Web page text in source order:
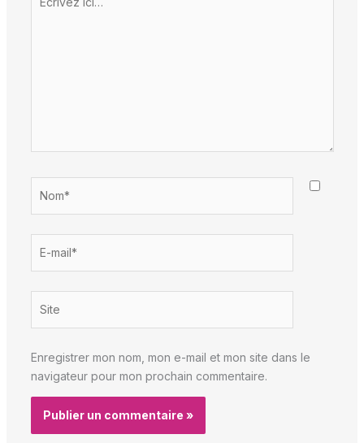
ici…
mail*
Enregistrer mon nom, mon e-mail et mon site dans le
navigateur pour mon prochain commentaire.